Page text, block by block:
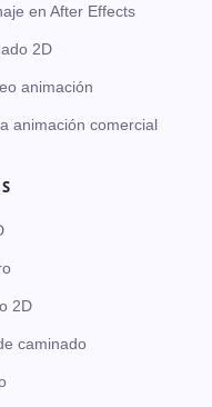
en After Effects
2D
animación
animación comercial
2D
caminado